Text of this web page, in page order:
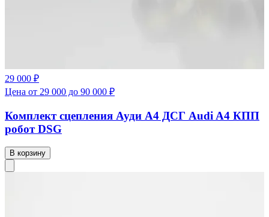
29 000 ₽
Цена от 29 000 до 90 000 ₽
Комплект сцепления Ауди А4 ДСГ Audi A4 КПП
робот DSG
В корзину